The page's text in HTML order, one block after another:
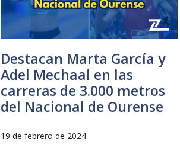
Destacan Marta García y
Adel Mechaal en las
carreras de 3.000 metros
del Nacional de Ourense
19 de febrero de 2024